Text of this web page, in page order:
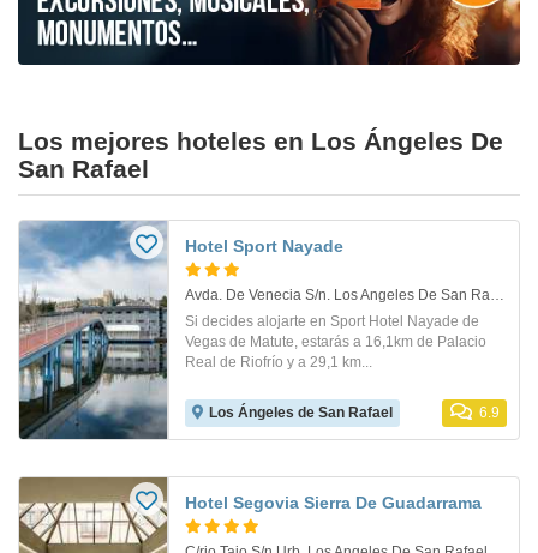
Los mejores hoteles en Los Ángeles De
San Rafael
Hotel Sport Nayade
Avda. De Venecia S/n. Los Angeles De San Rafael
Si decides alojarte en Sport Hotel Nayade de
Vegas de Matute, estarás a 16,1km de Palacio
Real de Riofrío y a 29,1 km...
Los Ángeles de San Rafael 6.9
Hotel Segovia Sierra De Guadarrama